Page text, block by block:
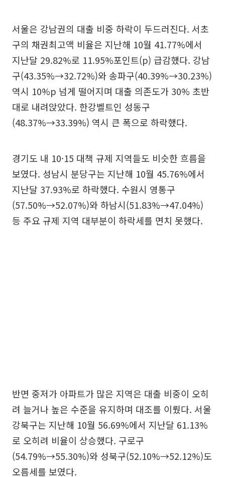
서울은 강남권의 대출 비중 하락이 두드러진다. 서초
구의 채권최고액 비율은 지난해 10월 41.77%에서
지난달 29.82%로 11.95%포인트(p) 급감했다. 강남
구(43.35%→32.72%)와 송파구(40.39%→30.23%)
역시 10%p 넘게 떨어지며 대출 의존도가 30% 초반
대로 내려앉았다. 한강벨트인 성동구
(48.37%→33.39%) 역시 큰 폭으로 하락했다.
경기도 내 10·15 대책 규제 지역들도 비슷한 흐름을
보였다. 성남시 분당구는 지난해 10월 45.76%에서
지난달 37.93%로 하락했다. 수원시 영통구
(57.50%→52.07%)와 하남시(51.83%→47.04%)
등 주요 규제 지역 대부분이 하락세를 면치 못했다.
반면 중저가 아파트가 많은 지역은 대출 비중이 오히
려 늘거나 높은 수준을 유지하며 대조를 이뤘다. 서울
강북구는 지난해 10월 56.69%에서 지난달 61.13%
로 오히려 비율이 상승했다. 구로구
(54.79%→55.30%)와 성북구(52.10%→52.12%)도
오름세를 보였다.